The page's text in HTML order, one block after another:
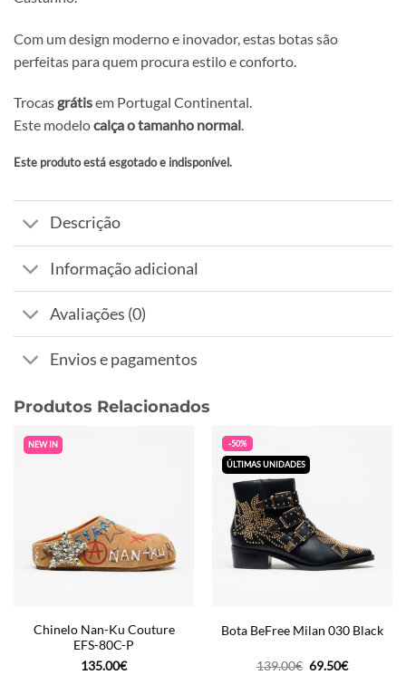
Com um design moderno e inovador, estas botas são
perfeitas para quem procura estilo e conforto.
Trocas grátisem Portugal Continental.
Este modelocalça o tamanho normal.
Este produto está esgotado e indisponível.
Alternative:
Descrição
Informação adicional
Avaliações (0)
Envios e pagamentos
Produtos Relacionados
NEW IN
Chinelo Nan-Ku Couture
EFS-80C-P
135.00€
-50%
ÚLTIMAS UNIDADES
Bota BeFree Milan 030 Black
139.00€ O
69.50€O